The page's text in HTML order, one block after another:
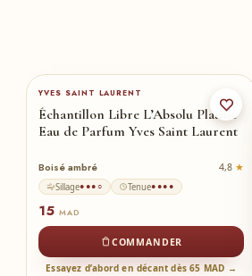
YVES SAINT LAURENT
Échantillon Libre L’Absolu Platine
Eau de Parfum Yves Saint Laurent
Boisé ambré 4,8
Sillage●●●○ Tenue●●●●
15 MAD
COMMANDER
Essayez d’abord en décant dès 65 MAD →